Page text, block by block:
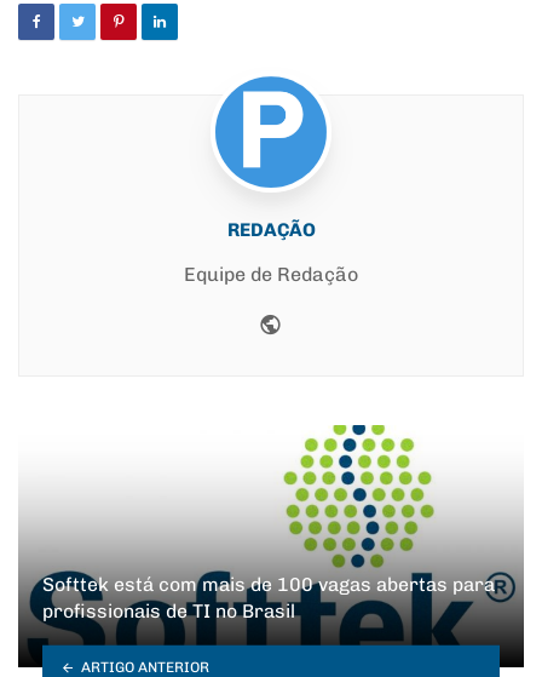
REDAÇÃO
Equipe de Redação
Softtek está com mais de 100 vagas abertas para
profissionais de TI no Brasil
ARTIGO ANTERIOR